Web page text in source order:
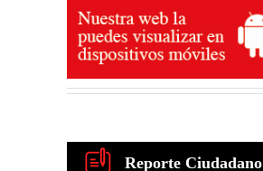
Reporte Ciudadano